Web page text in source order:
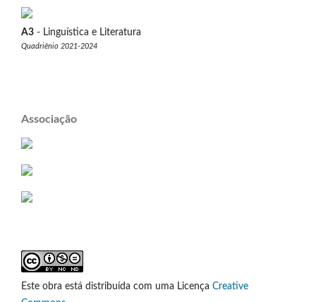
A3 - Linguística e Literatura
Quadriênio 2021-2024
Associação
Este obra está distribuída com uma Licença Creative